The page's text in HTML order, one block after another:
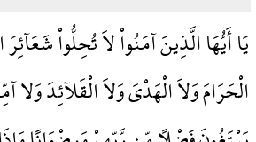
يَا أَيُّهَا الَّذِينَ آمَنُواْ لاَ تُحِلُّواْ شَعَآئِرَ
الْحَرَامَ وَلاَ الْهَدْيَ وَلاَ الْقَلآئِدَ وَلا